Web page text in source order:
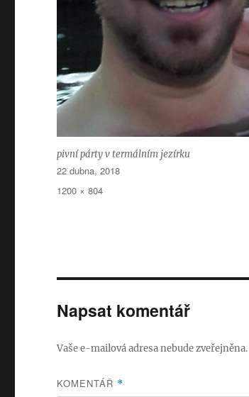
pivní párty v termálním jezírku
Publikováno:
22 dubna, 2018
Původní
1200 × 804
Napsat komentář
Vaše e-mailová adresa nebude zveřejněna.
KOMENTÁŘ *